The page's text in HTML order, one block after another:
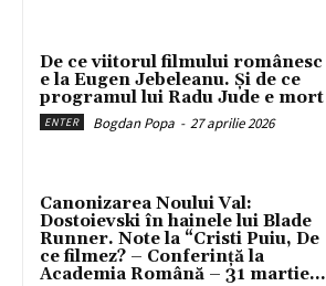
De ce viitorul filmului românesc
e la Eugen Jebeleanu. Și de ce
programul lui Radu Jude e mort
ENTER Bogdan Popa - 27 aprilie 2026
Canonizarea Noului Val:
Dostoievski în hainele lui Blade
Runner. Note la “Cristi Puiu, De
ce filmez? – Conferință la
Academia Română – 31 martie...